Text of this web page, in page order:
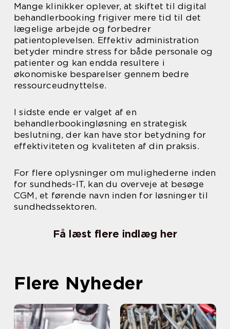
Mange klinikker oplever, at skiftet til digital
behandlerbooking frigiver mere tid til det
lægelige arbejde og forbedrer
patientoplevelsen. Effektiv administration
betyder mindre stress for både personale og
patienter og kan endda resultere i
økonomiske besparelser gennem bedre
ressourceudnyttelse.
I sidste ende er valget af en
behandlerbookingløsning en strategisk
beslutning, der kan have stor betydning for
effektiviteten og kvaliteten af din praksis.
For flere oplysninger om mulighederne inden
for sundheds-IT, kan du overveje at besøge
CGM, et førende navn inden for løsninger til
sundhedssektoren.
Få læst flere indlæg her
Flere Nyheder